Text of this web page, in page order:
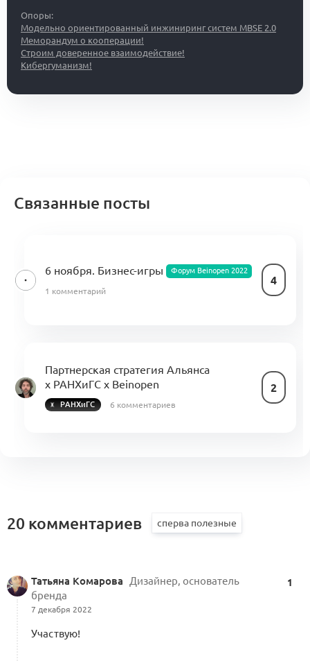
Опоры:
Модельно ориентированный инжиниринг систем MBSE 2.0
Меморандум о кооперации!
Строим доверенное взаимодействие!
Кибергуманизм!
Связанные посты
6 ноября. Бизнес-игры Форум Beinopen 2022
4
1 комментарий
Партнерская стратегия Альянса
х РАНХиГС х Beinopen
2
РАНХиГС 6 комментариев
20 комментариев
Татьяна Комарова
Дизайнер, основатель
бренда
7 декабря 2022
1
Участвую!